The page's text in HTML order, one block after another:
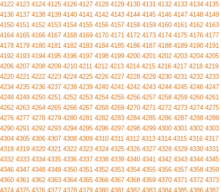
4122 4123 4124 4125 4126 4127 4128 4129 4130 4131 4132 4133 4134 4135
4136 4137 4138 4139 4140 4141 4142 4143 4144 4145 4146 4147 4148 4149
4150 4151 4152 4153 4154 4155 4156 4157 4158 4159 4160 4161 4162 4163
4164 4165 4166 4167 4168 4169 4170 4171 4172 4173 4174 4175 4176 4177
4178 4179 4180 4181 4182 4183 4184 4185 4186 4187 4188 4189 4190 4191
4192 4193 4194 4195 4196 4197 4198 4199 4200 4201 4202 4203 4204 4205
4206 4207 4208 4209 4210 4211 4212 4213 4214 4215 4216 4217 4218 4219
4220 4221 4222 4223 4224 4225 4226 4227 4228 4229 4230 4231 4232 4233
4234 4235 4236 4237 4238 4239 4240 4241 4242 4243 4244 4245 4246 4247
4248 4249 4250 4251 4252 4253 4254 4255 4256 4257 4258 4259 4260 4261
4262 4263 4264 4265 4266 4267 4268 4269 4270 4271 4272 4273 4274 4275
4276 4277 4278 4279 4280 4281 4282 4283 4284 4285 4286 4287 4288 4289
4290 4291 4292 4293 4294 4295 4296 4297 4298 4299 4300 4301 4302 4303
4304 4305 4306 4307 4308 4309 4310 4311 4312 4313 4314 4315 4316 4317
4318 4319 4320 4321 4322 4323 4324 4325 4326 4327 4328 4329 4330 4331
4332 4333 4334 4335 4336 4337 4338 4339 4340 4341 4342 4343 4344 4345
4346 4347 4348 4349 4350 4351 4352 4353 4354 4355 4356 4357 4358 4359
4360 4361 4362 4363 4364 4365 4366 4367 4368 4369 4370 4371 4372 4373
4374 4375 4376 4377 4378 4379 4380 4381 4382 4383 4384 4385 4386 4387